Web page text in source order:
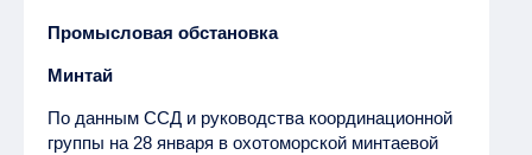
Промысловая обстановка
Минтай
По данным ССД и руководства координационной
группы на 28 января в охотоморской минтаевой